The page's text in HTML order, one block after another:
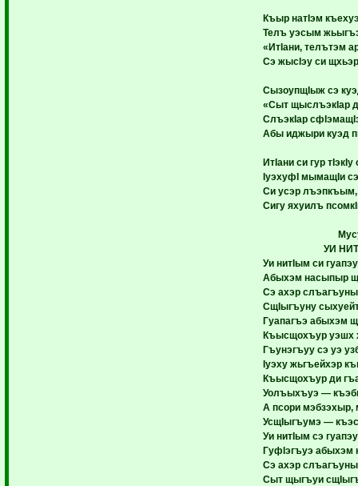
Къыр натIэм
Телъ уэсым
«ИтIани, телътэм
Сэ жысIэу си
СызоупщIыж сэ
«Сыт щыслъэкIар
СлъэкIар
Абы иджыри куэд
ИтIани си гур
IуэхуфI мымащIи
Си усэр
Сигу яхуилъ
УИ
Уи нитIым си
Абыхэм насыпыр
Сэ ахэр
СщIыгъуну
Гуапагъэ абыхэм
Къысщохъур уэшх
Гъунэгъуу сэ уэ
Iуэху жьгъейхэр
Къысщохъур ди
Уолъыхъуэ —
А псори мэбзэхыр,
УсщIыгъумэ —
Уи нитIым сэ
ГуфIэгъуэ абыхэм
Сэ ахэр
Сыт щыгъуи